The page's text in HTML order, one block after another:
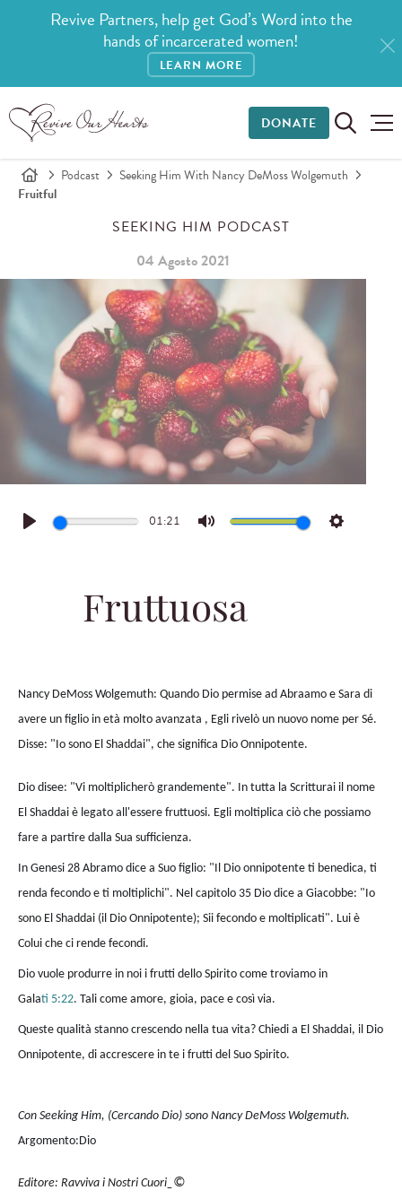
Revive Partners, help get God’s Word into the
hands of incarcerated women!
LEARN MORE
DONATE
Podcast
Seeking Him With Nancy DeMoss Wolgemuth
Fruitful
SEEKING HIM PODCAST
04 Agosto 2021
Play
01:21
Mute Settings
Fruttuosa
Nancy DeMoss Wolgemuth: Quando Dio permise ad Abraamo e Sara di
avere un figlio in età molto avanzata , Egli rivelò un nuovo nome per Sé.
Disse: "Io sono El Shaddai", che significa Dio Onnipotente.
Dio disee: "Vi moltiplicherò grandemente". In tutta la Scritturai il nome
El Shaddai è legato all'essere fruttuosi. Egli moltiplica ciò che possiamo
fare a partire dalla Sua sufficienza.
In Genesi 28 Abramo dice a Suo figlio: "Il Dio onnipotente ti benedica, ti
renda fecondo e ti moltiplichi". Nel capitolo 35 Dio dice a Giacobbe: "Io
sono El Shaddai (il Dio Onnipotente); Sii fecondo e moltiplicati". Lui è
Colui che ci rende fecondi.
Dio vuole produrre in noi i frutti dello Spirito come troviamo in
Galati 5:22. Tali come amore, gioia, pace e così via.
Queste qualità stanno crescendo nella tua vita? Chiedi a El Shaddai, il Dio
Onnipotente, di accrescere in te i frutti del Suo Spirito.
Con Seeking Him, (Cercando Dio) sono Nancy DeMoss Wolgemuth.
Argomento:Dio
Editore: Ravviva i Nostri Cuori_ ©